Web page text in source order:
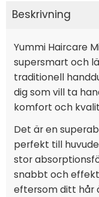
Beskrivning
Yummi Haircare
supersmart och
traditionell
dig som vill ta
komfort och
Det är en
perfekt till
stor
snabbt och
eftersom ditt hår